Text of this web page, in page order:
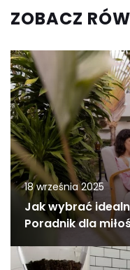
ZOBACZ
18 września 2025
Jak wybrać
Poradnik dla